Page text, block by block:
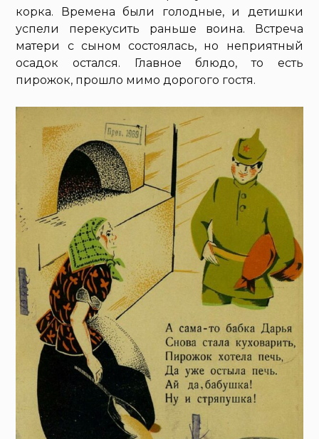
корка. Времена были голодные, и детишки
успели перекусить раньше воина. Встреча
матери с сыном состоялась, но неприятный
осадок остался. Главное блюдо, то есть
пирожок, прошло мимо дорогого гостя.